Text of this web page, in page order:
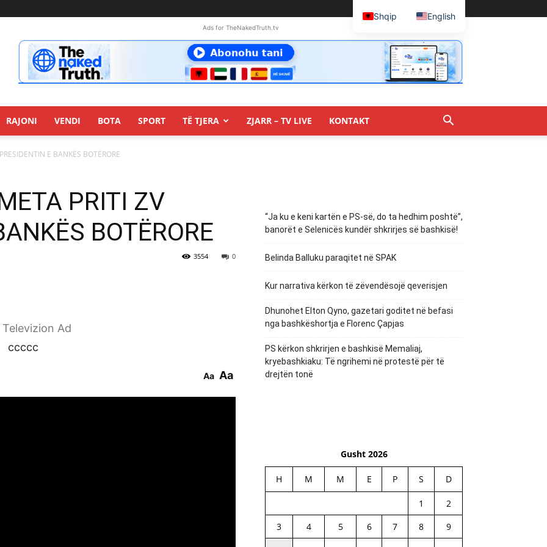
Ads for TheNakedTruth.tv
RAJONI VENDI BOTA SPORT TË TJERA ZJARR – TV LIVE KONTAKT
E BANKËS BOTËRORE
PRITI ZV
BOTËRORE
0
3554
Ad
ccccc
Aa Aa
“Ja ku e keni kartën e PS-së, do ta hedhim poshtë”,
banorët e Selenicës kundër shkrirjes së bashkisë!
Belinda Balluku paraqitet në SPAK
Kur narrativa kërkon të zëvendësojë qeverisjen
Dhunohet Elton Qyno, gazetari goditet në befasi
nga bashkëshortja e Florenc Çapjas
PS kërkon shkrirjen e bashkisë Memaliaj,
kryebashkiaku: Të ngrihemi në protestë për të
drejtën tonë
Gusht 2026
H M M E P S D
1
2
3
4 5 6 7 8
9
Shqip English